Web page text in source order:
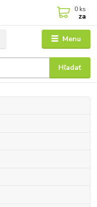
Menu
Hľadať
0 ks
za